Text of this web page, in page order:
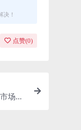
！
点赞(0)
场爆